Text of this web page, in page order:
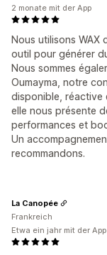
Nous utilisons WAX
outil pour générer
Nous sommes
Oumayma, notre
disponible, réactive
elle nous présente
performances et
Un
recommandons.
2 monate mit der App
La Canopée
Frankreich
Etwa ein jahr mit der App